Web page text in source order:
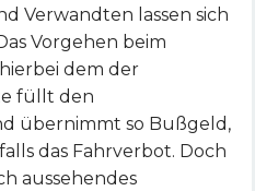
Verwandten lassen sich
Vorgehen beim
dem der
füllt den
übernimmt so Bußgeld,
das Fahrverbot. Doch
aussehendes